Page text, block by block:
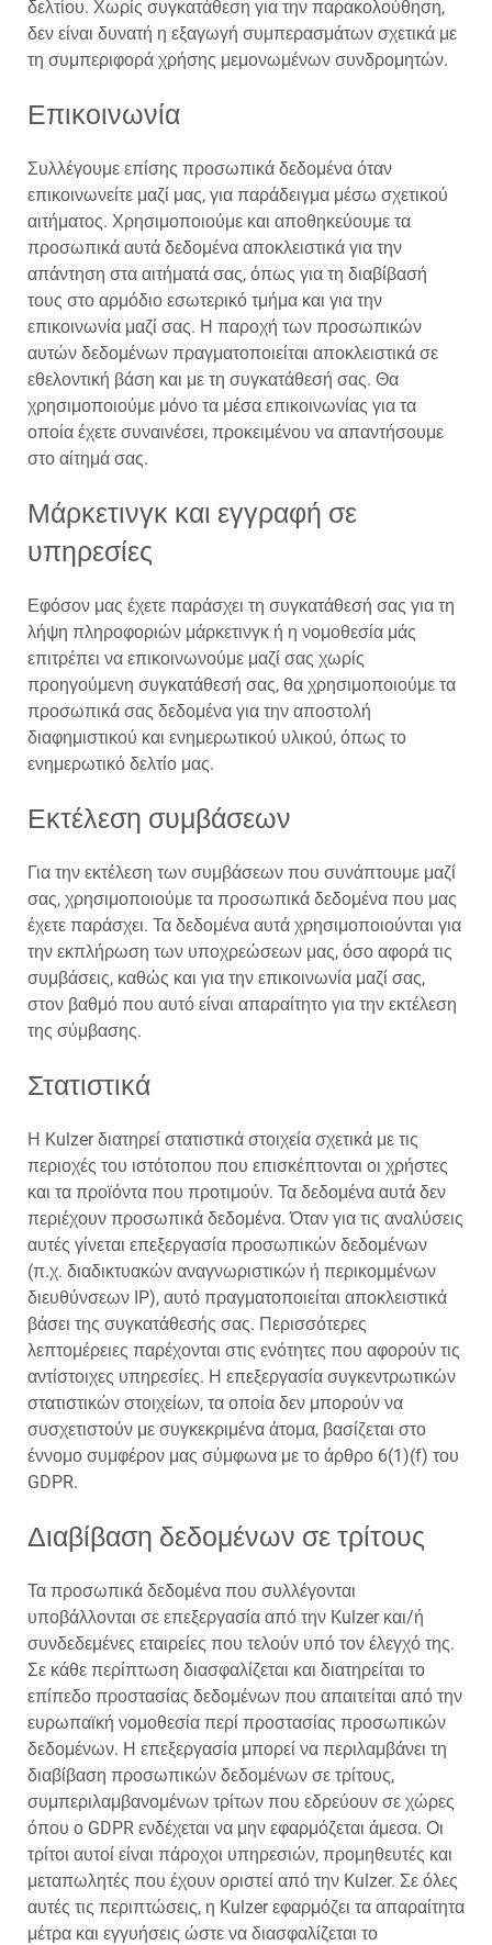
δελτίου. Χωρίς συγκατάθεση για την παρακολούθηση,
δεν είναι δυνατή η εξαγωγή συμπερασμάτων σχετικά με
τη συμπεριφορά χρήσης μεμονωμένων συνδρομητών.
Επικοινωνία
Συλλέγουμε επίσης προσωπικά δεδομένα όταν
επικοινωνείτε μαζί μας, για παράδειγμα μέσω σχετικού
αιτήματος. Χρησιμοποιούμε και αποθηκεύουμε τα
προσωπικά αυτά δεδομένα αποκλειστικά για την
απάντηση στα αιτήματά σας, όπως για τη διαβίβασή
τους στο αρμόδιο εσωτερικό τμήμα και για την
επικοινωνία μαζί σας. Η παροχή των προσωπικών
αυτών δεδομένων πραγματοποιείται αποκλειστικά σε
εθελοντική βάση και με τη συγκατάθεσή σας. Θα
χρησιμοποιούμε μόνο τα μέσα επικοινωνίας για τα
οποία έχετε συναινέσει, προκειμένου να απαντήσουμε
στο αίτημά σας.
Μάρκετινγκ και εγγραφή σε
υπηρεσίες
Εφόσον μας έχετε παράσχει τη συγκατάθεσή σας για τη
λήψη πληροφοριών μάρκετινγκ ή η νομοθεσία μάς
επιτρέπει να επικοινωνούμε μαζί σας χωρίς
προηγούμενη συγκατάθεσή σας, θα χρησιμοποιούμε τα
προσωπικά σας δεδομένα για την αποστολή
διαφημιστικού και ενημερωτικού υλικού, όπως το
ενημερωτικό δελτίο μας.
Εκτέλεση συμβάσεων
Για την εκτέλεση των συμβάσεων που συνάπτουμε μαζί
σας, χρησιμοποιούμε τα προσωπικά δεδομένα που μας
έχετε παράσχει. Τα δεδομένα αυτά χρησιμοποιούνται για
την εκπλήρωση των υποχρεώσεων μας, όσο αφορά τις
συμβάσεις, καθώς και για την επικοινωνία μαζί σας,
στον βαθμό που αυτό είναι απαραίτητο για την εκτέλεση
της σύμβασης.
Στατιστικά
Η Kulzer διατηρεί στατιστικά στοιχεία σχετικά με τις
περιοχές του ιστότοπου που επισκέπτονται οι χρήστες
και τα προϊόντα που προτιμούν. Τα δεδομένα αυτά δεν
περιέχουν προσωπικά δεδομένα. Όταν για τις αναλύσεις
αυτές γίνεται επεξεργασία προσωπικών δεδομένων
(π.χ. διαδικτυακών αναγνωριστικών ή περικομμένων
διευθύνσεων IP), αυτό πραγματοποιείται αποκλειστικά
βάσει της συγκατάθεσής σας. Περισσότερες
λεπτομέρειες παρέχονται στις ενότητες που αφορούν τις
αντίστοιχες υπηρεσίες. Η επεξεργασία συγκεντρωτικών
στατιστικών στοιχείων, τα οποία δεν μπορούν να
συσχετιστούν με συγκεκριμένα άτομα, βασίζεται στο
έννομο συμφέρον μας σύμφωνα με το άρθρο 6(1)(f) του
GDPR.
Διαβίβαση δεδομένων σε τρίτους
Τα προσωπικά δεδομένα που συλλέγονται
υποβάλλονται σε επεξεργασία από την Kulzer και/ή
συνδεδεμένες εταιρείες που τελούν υπό τον έλεγχό της.
Σε κάθε περίπτωση διασφαλίζεται και διατηρείται το
επίπεδο προστασίας δεδομένων που απαιτείται από την
ευρωπαϊκή νομοθεσία περί προστασίας προσωπικών
δεδομένων. Η επεξεργασία μπορεί να περιλαμβάνει τη
διαβίβαση προσωπικών δεδομένων σε τρίτους,
συμπεριλαμβανομένων τρίτων που εδρεύουν σε χώρες
όπου ο GDPR ενδέχεται να μην εφαρμόζεται άμεσα. Οι
τρίτοι αυτοί είναι πάροχοι υπηρεσιών, προμηθευτές και
μεταπωλητές που έχουν οριστεί από την Kulzer. Σε όλες
αυτές τις περιπτώσεις, η Kulzer εφαρμόζει τα απαραίτητα
μέτρα και εγγυήσεις ώστε να διασφαλίζεται το